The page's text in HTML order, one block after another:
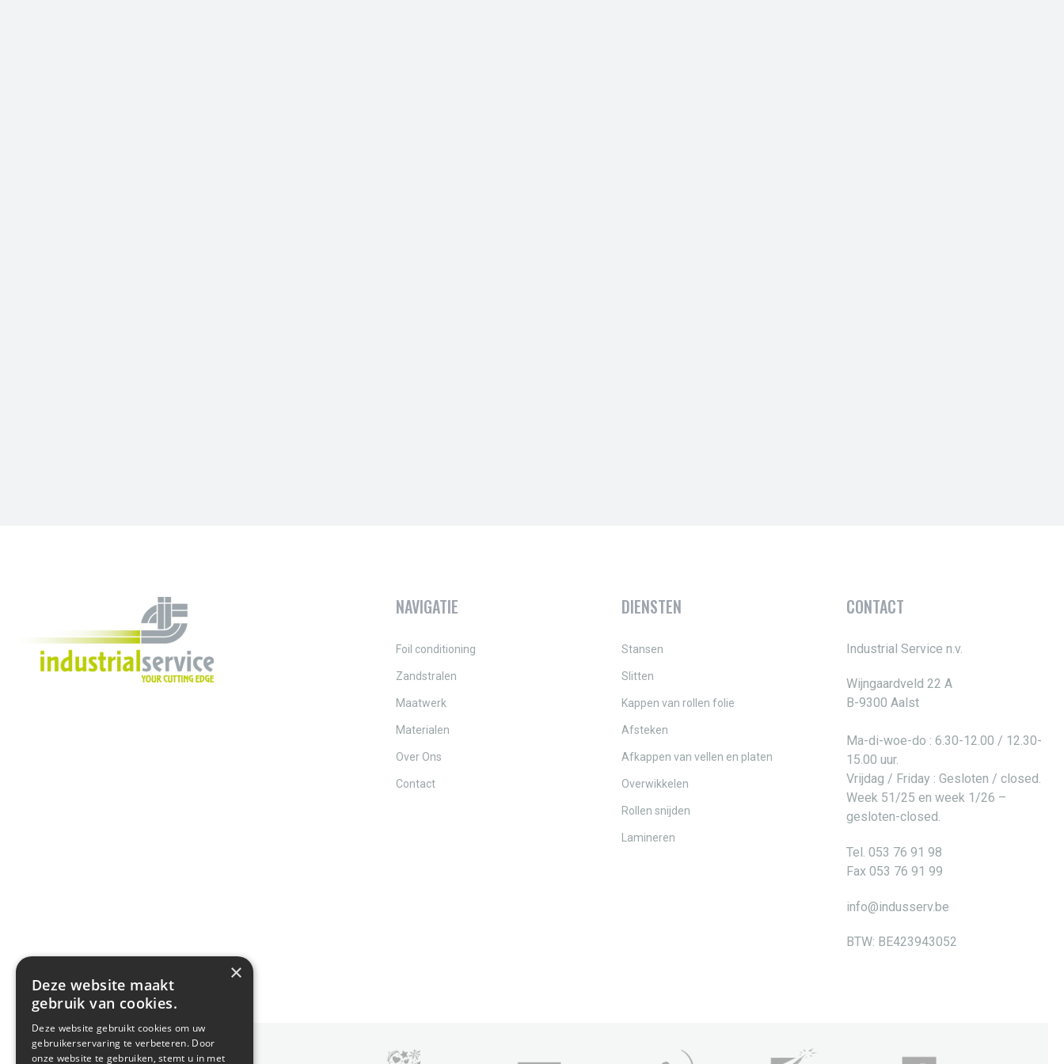
NAVIGATIE
Foil conditioning
Zandstralen
Maatwerk
Materialen
Over Ons
Contact
DIENSTEN
Stansen
Slitten
Kappen van rollen folie
Afsteken
Afkappen van vellen en platen
Overwikkelen
Rollen snijden
Lamineren
CONTACT
Industrial Service n.v.
Wijngaardveld 22 A
B-9300 Aalst
Ma-di-woe-do : 6.30-12.00 / 12.30-
15.00 uur.
Vrijdag / Friday : Gesloten / closed.
Week 51/25 en week 1/26 –
gesloten-closed.
Tel. 053 76 91 98
Fax 053 76 91 99
info@indusserv.be
BTW: BE423943052
×
Deze website maakt
gebruik van cookies.
Deze website gebruikt cookies om uw
gebruikerservaring te verbeteren. Door
onze website te gebruiken, stemt u in met